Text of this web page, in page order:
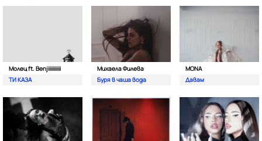
Молец ft. Benjiiiiiiiiiii
ТИ КАЗА
Михаела Филева
Буря в чаша вода
MONA
Давам